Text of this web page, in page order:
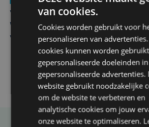
Vier Oostendse gynaecologen
West, dat ook een nieuwe voltijdse
verwelkomt
van cookies.
Cookies worden gebruikt voor
personaliseren van
cookies kunnen worden
gepersonaliseerde doeleinden
gepersonaliseerde advertenties.
website gebruikt noodzakelijke
om de website te verbeteren en
analytische cookies om jouw
onze website te optimaliseren.